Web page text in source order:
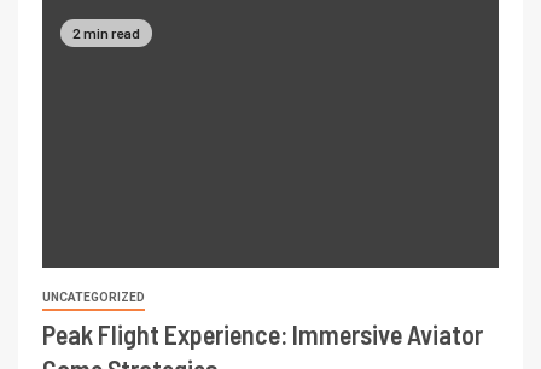
2 min read
UNCATEGORIZED
Peak Flight Experience: Immersive Aviator